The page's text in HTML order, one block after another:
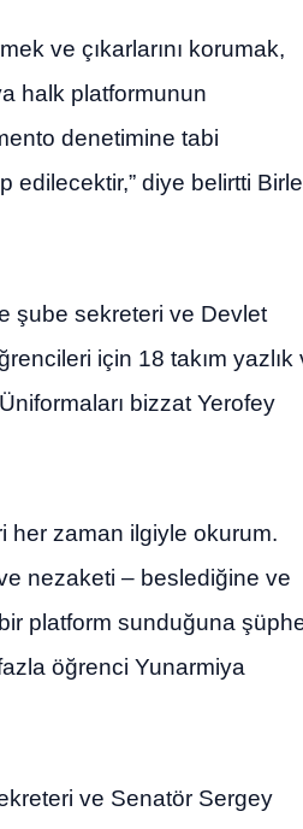
ve çıkarlarını korumak,
halk platformunun
denetimine tabi
diye belirtti
şube sekreteri ve Devlet
için 18 takım yazlık
bizzat Yerofey
her zaman ilgiyle okurum.
nezaketi – beslediğine ve
platform sunduğuna
öğrenci Yunarmiya
ve Senatör Sergey